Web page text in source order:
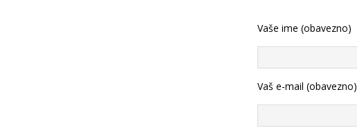
Vaše ime (obavezno)
Vaš e-mail (obavezno)